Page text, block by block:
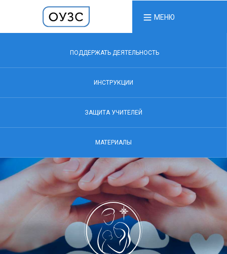
МЕНЮ
ПОДДЕРЖАТЬ ДЕЯТЕЛЬНОСТЬ
ИНСТРУКЦИИ
ЗАЩИТА УЧИТЕЛЕЙ
МАТЕРИАЛЫ